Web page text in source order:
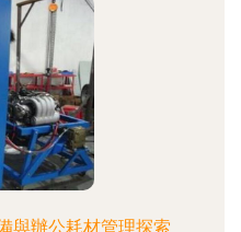
與辦公耗材管理探索